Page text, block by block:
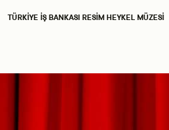
TÜRKIYE İŞ BANKASI RESIM HEYKEL MÜZESI